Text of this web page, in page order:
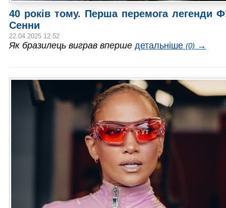
40 років тому. Перша перемога легенди
Сенни
22.04.2025 12:52
Як бразилець виграв вперше детальніше (0) →